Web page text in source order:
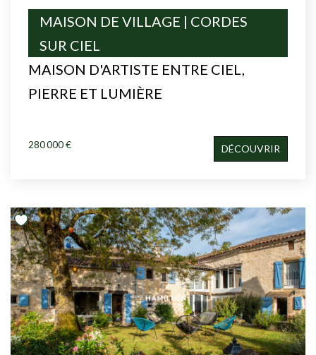
MAISON D'ARTISTE ENTRE CIEL,
PIERRE ET LUMIÈRE
MAISON DE VILLAGE | CORDES
SUR CIEL
280 000 € DÉCOUVRIR